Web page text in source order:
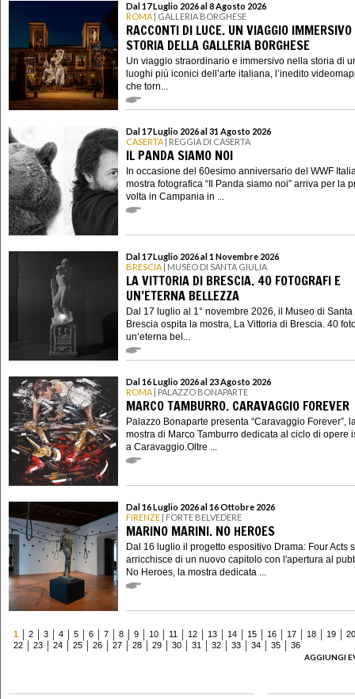
Dal 17 Luglio 2026 al 8 Agosto 2026
ROMA | GALLERIA BORGHESE
RACCONTI DI LUCE. UN VIAGGIO
STORIA DELLA GALLERIA BORGHESE
Un viaggio straordinario e immersivo nella storia di
luoghi più iconici dell’arte italiana, l’inedito
che torn...
Dal 17 Luglio 2026 al 31 Agosto 2026
CASERTA | REGGIA DI CASERTA
IL PANDA SIAMO NOI
In occasione del 60esimo anniversario del WWF
mostra fotografica “Il Panda siamo noi” arriva per la
volta in Campania in ...
Dal 17 Luglio 2026 al 1 Novembre 2026
BRESCIA | MUSEO DI SANTA GIULIA
LA VITTORIA DI BRESCIA. 40 FOTOGRAFI E
UN’ETERNA BELLEZZA
Dal 17 luglio al 1° novembre 2026, il Museo di
Brescia ospita la mostra, La Vittoria di Brescia. 40
un’eterna bel...
Dal 16 Luglio 2026 al 23 Agosto 2026
ROMA | PALAZZO BONAPARTE
MARCO TAMBURRO. CARAVAGGIO FOREVER
Palazzo Bonaparte presenta “Caravaggio Forever”,
mostra di Marco Tamburro dedicata al ciclo di opere
a Caravaggio.Oltre ...
Dal 16 Luglio 2026 al 16 Ottobre 2026
FIRENZE | FORTE BELVEDERE
MARINO MARINI. NO HEROES
Dal 16 luglio il progetto espositivo Drama: Four Acts
arricchisce di un nuovo capitolo con l'apertura al
No Heroes, la mostra dedicata ...
1 2 3 4 5 6 7 8 9 10 11 12 13 14 15 16 17 18 19
20
22
23 24 25 26 27 28 29 30 31 32 33 34 35
36
AGGIUNGI